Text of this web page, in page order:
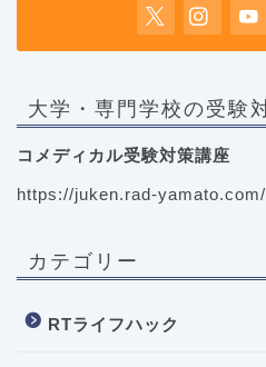
大学・専門学校の受験
コメディカル受験対策講座
https://juken.rad-yamato.com/
カテゴリー
RTライフハック